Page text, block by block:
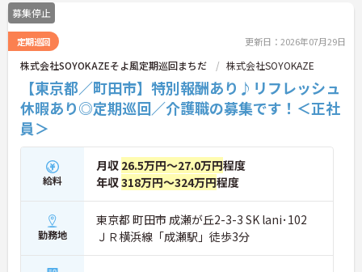
募集停止
定期巡回 更新日：2026年07月29日
株式会社SOYOKAZEそよ風定期巡回まちだ 株式会社SOYOKAZE
【東京都／町田市】特別報酬あり♪リフレッシュ
休暇あり◎定期巡回／介護職の募集です！＜正社
員＞
給料
月収 26.5万円～27.0万円程度
年収318万円～324万円程度
勤務地
東京都 町田市 成瀬が丘2-3-3 SK lani･102
ＪＲ横浜線「成瀬駅」徒歩3分